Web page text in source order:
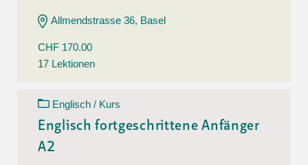
Allmendstrasse 36, Basel
CHF 170.00
17 Lektionen
Englisch / Kurs
Englisch fortgeschrittene Anfänger
A2